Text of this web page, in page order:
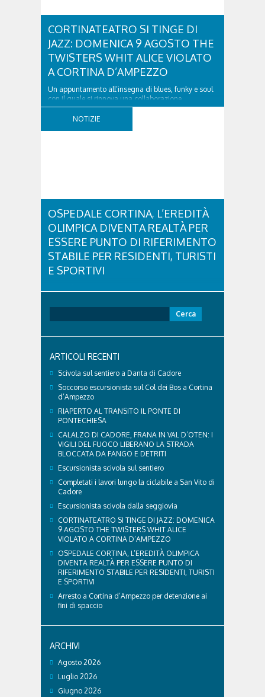
CORTINATEATRO SI TINGE DI
JAZZ: DOMENICA 9 AGOSTO THE
TWISTERS WHIT ALICE VIOLATO
A CORTINA D’AMPEZZO
Un appuntamento all’insegna di blues, funky e soul
con il quale si rinnova una collaborazione
collaudata, quella con il Dolomiti Blues&Soul
Festival. Domenica 9 agosto alle 18.00 in piazza
NOTIZIE
OSPEDALE CORTINA, L’EREDITÀ
OLIMPICA DIVENTA REALTÀ PER
ESSERE PUNTO DI RIFERIMENTO
STABILE PER RESIDENTI, TURISTI
E SPORTIVI
territorio dolomitico. Ospedale Cortina -
struttura parte di GVM Care & Research che durante i
delegazioni e pubblico, sta per entrare in una...
per:
ARTICOLI RECENTI
Scivola sul sentiero a Danta di Cadore
Soccorso escursionista sul Col dei Bos a Cortina
d’Ampezzo
RIAPERTO AL TRANSITO IL PONTE DI
PONTECHIESA
CALALZO DI CADORE, FRANA IN VAL D’OTEN: I
VIGILI DEL FUOCO LIBERANO LA STRADA
BLOCCATA DA FANGO E DETRITI
Escursionista scivola sul sentiero
Completati i lavori lungo la ciclabile a San Vito di
Cadore
Escursionista scivola dalla seggiovia
CORTINATEATRO SI TINGE DI JAZZ: DOMENICA
9 AGOSTO THE TWISTERS WHIT ALICE
VIOLATO A CORTINA D’AMPEZZO
OSPEDALE CORTINA, L’EREDITÀ OLIMPICA
DIVENTA REALTÀ PER ESSERE PUNTO DI
RIFERIMENTO STABILE PER RESIDENTI, TURISTI
E SPORTIVI
Arresto a Cortina d’Ampezzo per detenzione ai
fini di spaccio
ARCHIVI
Agosto 2026
Luglio 2026
Giugno 2026